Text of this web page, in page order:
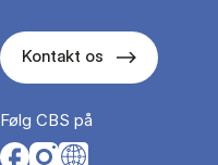
Kontakt os
Følg CBS på
Opens in a new tab
Opens in a new tab
Opens in a new tab